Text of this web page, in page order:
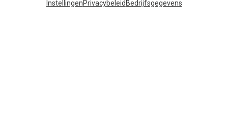
InstellingenPrivacybeleid Bedrijfsgegevens